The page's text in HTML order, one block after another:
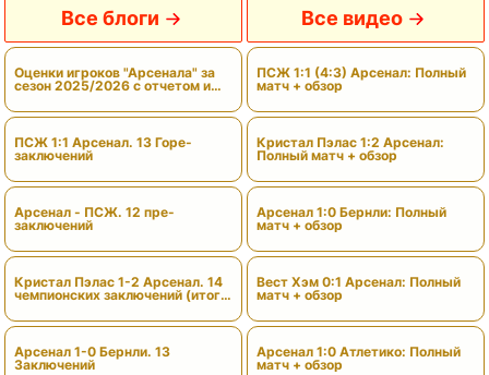
Все блоги
Оценки игроков "Арсенала" за
сезон 2025/2026 с отчетом и
ПСЖ 1:1 Арсенал. 13 Горе-
заключений
Арсенал - ПСЖ. 12 пре-
заключений
Кристал Пэлас 1-2 Арсенал. 14
чемпионских заключений (итоги
Арсенал 1-0 Бернли. 13
Заключений
Все видео
ПСЖ 1:1 (4:3) Арсенал: Полный
матч + обзор
Кристал Пэлас 1:2 Арсенал:
Полный матч + обзор
Арсенал 1:0 Бернли: Полный
матч + обзор
Вест Хэм 0:1 Арсенал: Полный
матч + обзор
Арсенал 1:0 Атлетико: Полный
матч + обзор